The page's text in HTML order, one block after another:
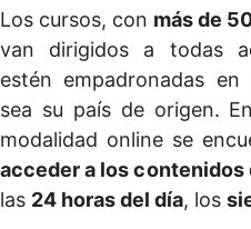
Los cursos, con más de
van dirigidos a todas
estén empadronadas
sea su país de origen.
modalidad online se
acceder a los
las 24 horas del día, los